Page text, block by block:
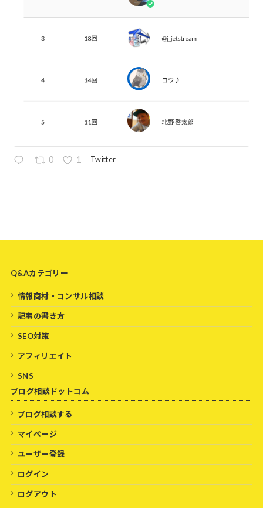
0 1 Twitter
Q&Aカテゴリー
情報商材・コンサル相談
記事の書き方
SEO対策
アフィリエイト
SNS
ブログ相談ドットコム
ブログ相談する
マイページ
ユーザー登録
ログイン
ログアウト